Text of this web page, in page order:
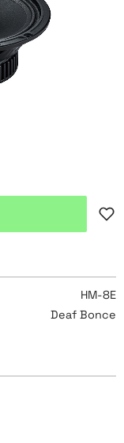
HM-8E
Deaf Bonce